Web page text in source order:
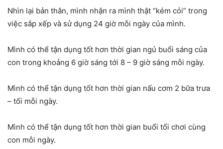
Nhìn lại bản thân, mình nhận ra mình thật “kém cỏi” trong
việc sắp xếp và sử dụng 24 giờ mỗi ngày của mình.
Mình có thể tận dụng tốt hơn thời gian ngủ buổi sáng của
con trong khoảng 6 giờ sáng tới 8 – 9 giờ sáng mỗi ngày.
Mình có thể tận dụng tốt hơn thời gian nấu cơm 2 bữa trưa
– tối mỗi ngày.
Mình có thể tận dụng tốt hơn thời gian buổi tối chơi cùng
con mỗi ngày.